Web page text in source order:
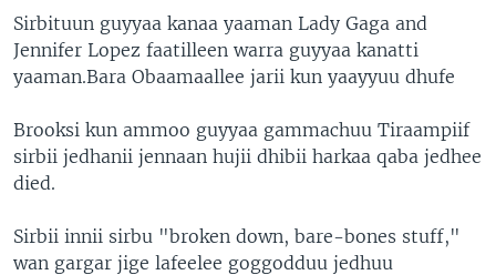
Sirbituun guyyaa kanaa yaaman Lady Gaga and
Jennifer Lopez faatilleen warra guyyaa kanatti
yaaman.Bara Obaamaallee jarii kun yaayyuu dhufe
Brooksi kun ammoo guyyaa gammachuu Tiraampiif
sirbii jedhanii jennaan hujii dhibii harkaa qaba jedhee
died.
Sirbii innii sirbu "broken down, bare-bones stuff,"
wan gargar jige lafeelee goggodduu jedhuu